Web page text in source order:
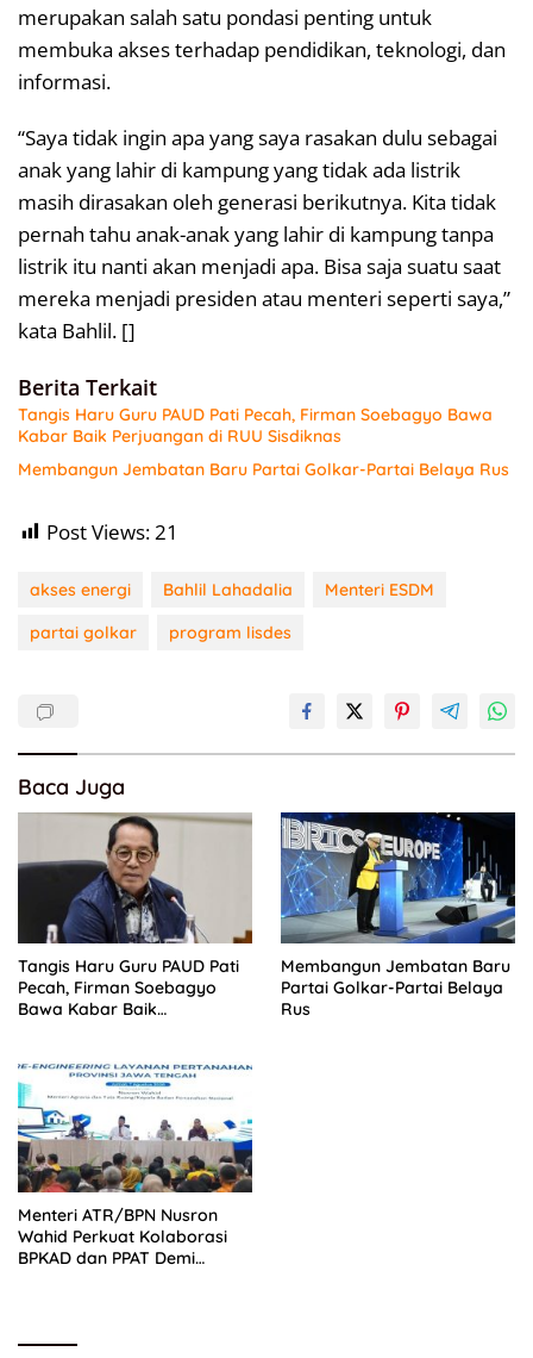
merupakan salah satu pondasi penting untuk
membuka akses terhadap pendidikan, teknologi, dan
informasi.
“Saya tidak ingin apa yang saya rasakan dulu sebagai
anak yang lahir di kampung yang tidak ada listrik
masih dirasakan oleh generasi berikutnya. Kita tidak
pernah tahu anak-anak yang lahir di kampung tanpa
listrik itu nanti akan menjadi apa. Bisa saja suatu saat
mereka menjadi presiden atau menteri seperti saya,”
kata Bahlil. []
Berita Terkait
Tangis Haru Guru PAUD Pati Pecah, Firman Soebagyo Bawa
Kabar Baik Perjuangan di RUU Sisdiknas
Membangun Jembatan Baru Partai Golkar-Partai Belaya Rus
Post Views:21
akses energi Bahlil Lahadalia
Menteri ESDM
partai golkar
program lisdes
Baca Juga
Tangis Haru Guru PAUD Pati
Pecah, Firman Soebagyo
Bawa Kabar Baik
Membangun Jembatan Baru
Partai Golkar-Partai Belaya
Rus
Menteri ATR/BPN Nusron
Wahid Perkuat Kolaborasi
BPKAD dan PPAT Demi